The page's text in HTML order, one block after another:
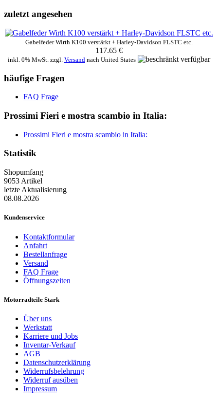
zuletzt angesehen
Gabelfeder Wirth K100 verstärkt + Harley-Davidson FLSTC etc.
117.65 €
inkl. 0% MwSt. zzgl. Versand nach United States
häufige Fragen
FAQ Frage
Prossimi Fieri e mostra scambio in Italia:
Prossimi Fieri e mostra scambio in Italia:
Statistik
Shopumfang
9053 Artikel
letzte Aktualisierung
08.08.2026
Kundenservice
Kontaktformular
Anfahrt
Bestellanfrage
Versand
FAQ Frage
Öffnungszeiten
Motorradteile Stark
Über uns
Werkstatt
Karriere und Jobs
Inventar-Verkauf
AGB
Datenschutzerklärung
Widerrufsbelehrung
Widerruf ausüben
Impressum